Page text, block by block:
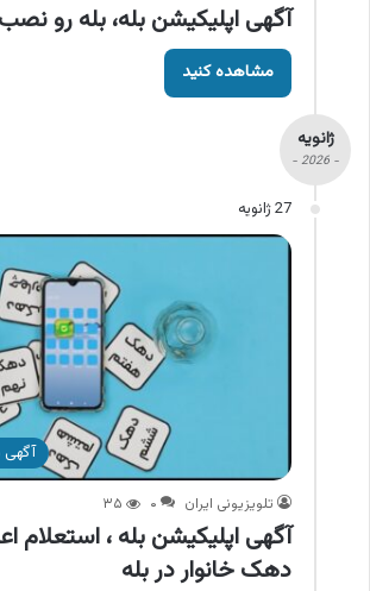
آگهی اپلیکیشن بله، بله رو
مشاهده کنید
ژانویه
- 2026 -
27 ژانویه
آگهی
تلویزیونی ایران ۰ ۳۵
آگهی اپلیکیشن بله ، استعلام
دهک خانوار در بله